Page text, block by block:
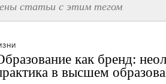
статьи с этим тегом
как бренд:
в высшем